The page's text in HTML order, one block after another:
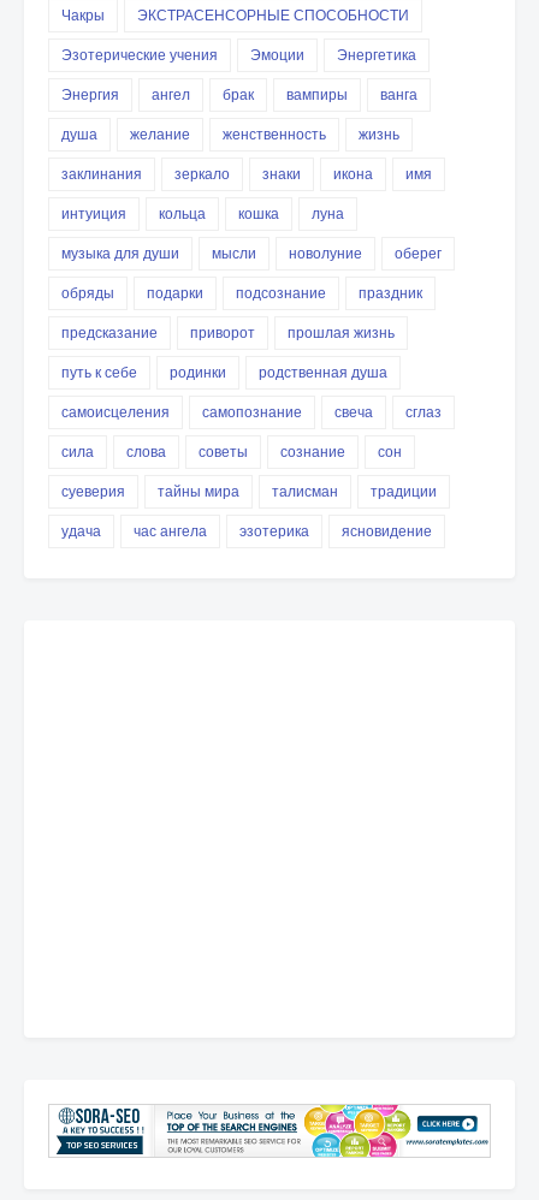
Чакры
ЭКСТРАСЕНСОРНЫЕ СПОСОБНОСТИ
Эзотерические учения
Эмоции
Энергетика
Энергия
ангел брак вампиры
ванга
душа
желание женственность
жизнь
заклинания
зеркало знаки икона
имя
интуиция
кольца кошка
луна
музыка для души
мысли новолуние
оберег
обряды
подарки подсознание
праздник
предсказание
приворот
прошлая жизнь
путь к себе
родинки
родственная душа
самоисцеления
самопознание свеча
сглаз
сила
слова советы сознание
сон
суеверия
тайны мира талисман
традиции
удача
час ангела эзотерика ясновидение